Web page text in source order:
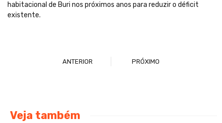
habitacional de Buri nos próximos anos para reduzir o déficit
existente.
ANTERIOR PRÓXIMO
Veja também